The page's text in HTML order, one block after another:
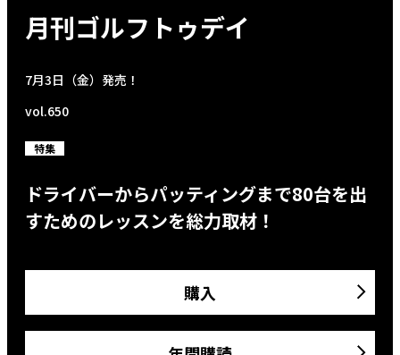
月刊ゴルフトゥデイ
7月3日（金）発売！
vol.650
特集
ドライバーからパッティングまで80台を出
すためのレッスンを総力取材！
購入